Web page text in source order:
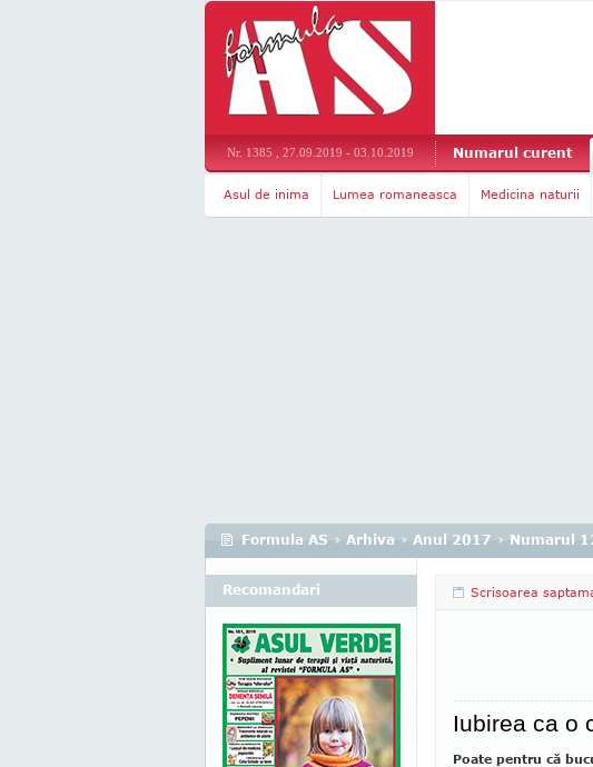
Nr. 1385 , 27.09.2019 - 03.10.2019 Numarul curent
Asul de inima Lumea romaneasca Medicina naturii
Formula AS › Arhiva › Anul 2017 › Numarul
Scrisoarea
Iubirea ca o
Poate pentru că
Recomandari